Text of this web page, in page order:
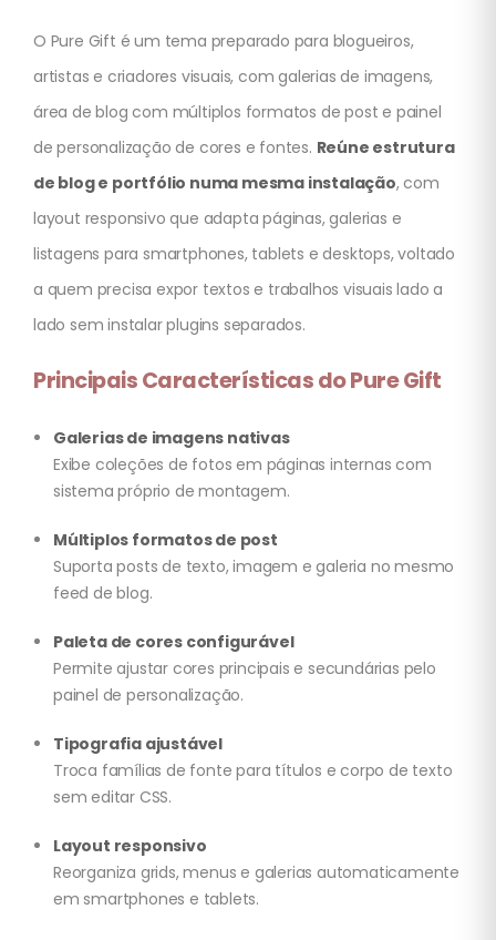
O Pure Gift é um tema preparado para blogueiros,
artistas e criadores visuais, com galerias de imagens,
área de blog com múltiplos formatos de post e painel
de personalização de cores e fontes. Reúne estrutura
de blog e portfólio numa mesma instalação, com
layout responsivo que adapta páginas, galerias e
listagens para smartphones, tablets e desktops, voltado
a quem precisa expor textos e trabalhos visuais lado a
lado sem instalar plugins separados.
Principais Características do Pure Gift
Galerias de imagens nativas
Exibe coleções de fotos em páginas internas com
sistema próprio de montagem.
Múltiplos formatos de post
Suporta posts de texto, imagem e galeria no mesmo
feed de blog.
Paleta de cores configurável
Permite ajustar cores principais e secundárias pelo
painel de personalização.
Tipografia ajustável
Troca famílias de fonte para títulos e corpo de texto
sem editar CSS.
Layout responsivo
Reorganiza grids, menus e galerias automaticamente
em smartphones e tablets.